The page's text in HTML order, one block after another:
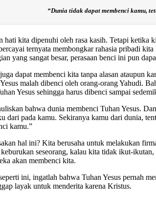
“Dunia tidak dapat membenci kamu,
hati kita dipenuhi oleh rasa kasih. Tetapi ketika
ternyata membongkar rahasia pribadi
yang sangat besar, perasaan benci ini pun
dapat membenci kita tanpa alasan ataupun
malah dibenci oleh orang-orang Yahudi.
Yesus sehingga harus dibenci sampai
bahwa dunia membenci Tuhan Yesus.
dari pada kamu. Sekiranya kamu dari dunia,
kamu.”
hal ini? Kita berusaha untuk melakukan
seseorang, kalau kita tidak ikut-
akan membenci kita.
ini, ingatlah bahwa Tuhan Yesus pernah
layak untuk menderita karena Kristus.